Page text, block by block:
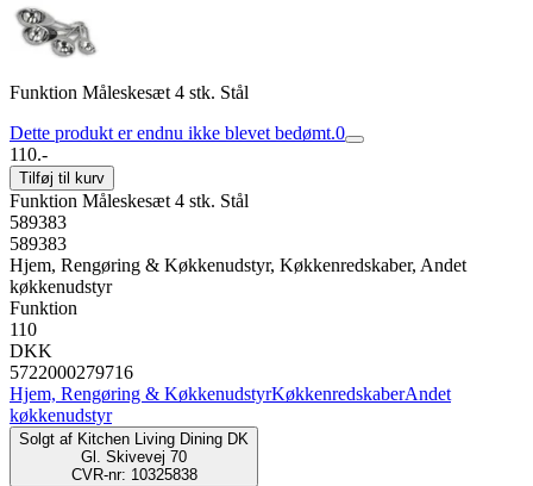
Funktion Måleskesæt 4 stk. Stål
Dette produkt er endnu ikke blevet bedømt.0
110.-
Tilføj til kurv
Funktion Måleskesæt 4 stk. Stål
589383
589383
Hjem, Rengøring & Køkkenudstyr, Køkkenredskaber, Andet
køkkenudstyr
Funktion
110
DKK
5722000279716
Hjem, Rengøring & KøkkenudstyrKøkkenredskaberAndet
køkkenudstyr
Solgt af Kitchen Living Dining DK
Gl. Skivevej 70
CVR-nr: 10325838